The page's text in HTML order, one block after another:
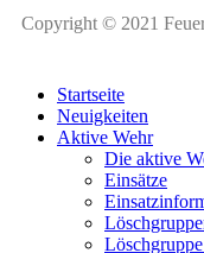
Copyright © 2021
Startseite
Neuigkeiten
Aktive Wehr
Die aktive
Einsätze